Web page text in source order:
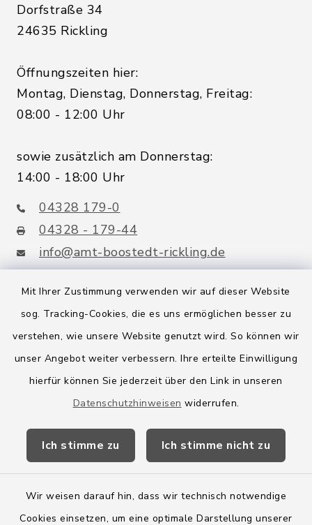
Mit Ihrer Zustimmung verwenden wir auf dieser Website
sog. Tracking-Cookies, die es uns ermöglichen besser zu
verstehen, wie unsere Website genutzt wird. So können wir
unser Angebot weiter verbessern. Ihre erteilte Einwilligung
hierfür können Sie jederzeit über den Link in unseren
Datenschutzhinweisen widerrufen.
Ich stimme zu Ich stimme nicht zu
Wir weisen darauf hin, dass wir technisch notwendige
Cookies einsetzen, um eine optimale Darstellung unserer
Dorfstraße 34
24635 Rickling
Öffnungszeiten hier:
Montag, Dienstag, Donnerstag, Freitag:
08:00 - 12:00 Uhr
sowie zusätzlich am Donnerstag:
14:00 - 18:00 Uhr
04328 179-0
04328 - 179-44
info@amt-boostedt-rickling.de
Quicklinks
Amt Boostedt-Rickling
Amtsbroschüre
Wege-Zweckverband